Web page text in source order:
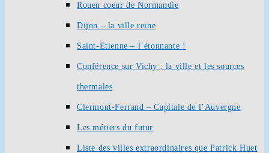
Rouen coeur de Normandie
Dijon – la ville reine
Saint-Etienne – l’étonnante !
Conférence sur Vichy : la ville et les sources
thermales
Clermont-Ferrand – Capitale de l’Auvergne
Les métiers du futur
Liste des villes extraordinaires que Patrick Huet